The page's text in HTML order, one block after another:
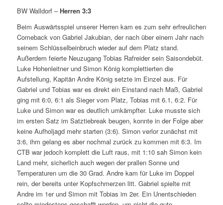
BW Walldorf – Herren 3:3
Beim Auswärtsspiel unserer Herren kam es zum sehr erfreulichen
Comeback von Gabriel Jakubian, der nach über einem Jahr nach
seinem Schlüsselbeinbruch wieder auf dem Platz stand.
Außerdem feierte Neuzugang Tobias Rafreider sein Saisondebüt.
Luke Hohenleitner und Simon König komplettierten die
Aufstellung, Kapitän Andre König setzte im Einzel aus. Für
Gabriel und Tobias war es direkt ein Einstand nach Maß, Gabriel
ging mit 6:0, 6:1 als Sieger vom Platz, Tobias mit 6.1, 6:2. Für
Luke und Simon war es deutlich umkämpfter. Luke musste sich
im ersten Satz im Satztiebreak beugen, konnte in der Folge aber
keine Aufholjagd mehr starten (3:6). Simon verlor zunächst mit
3:6, ihm gelang es aber nochmal zurück zu kommen mit 6:3. Im
CTB war jedoch komplett die Luft raus, mit 1:10 sah Simon kein
Land mehr, sicherlich auch wegen der prallen Sonne und
Temperaturen um die 30 Grad. Andre kam für Luke im Doppel
rein, der bereits unter Kopfschmerzen litt. Gabriel spielte mit
Andre im 1er und Simon mit Tobias im 2er. Ein Unentschieden